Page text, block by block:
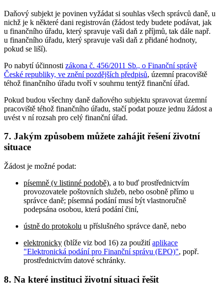
Daňový subjekt je povinen vyžádat si souhlas všech správců daně, u
nichž je k některé dani registrován (žádost tedy budete podávat, jak
u finančního úřadu, který spravuje vaši daň z příjmů, tak dále např.
u finančního úřadu, který spravuje vaši daň z přidané hodnoty,
pokud se liší).
Po nabytí účinnosti zákona č. 456/2011 Sb., o Finanční správě
České republiky, ve znění pozdějších předpisů, územní pracoviště
téhož finančního úřadu tvoří v souhrnu tentýž finanční úřad.
Pokud budou všechny daně daňového subjektu spravovat územní
pracoviště téhož finančního úřadu, stačí podat pouze jednu žádost a
uvést v ní rozsah pro celý finanční úřad.
7. Jakým způsobem můžete zahájit řešení životní
situace
Žádost je možné podat:
písemně (v listinné podobě), a to buď prostřednictvím
provozovatele poštovních služeb, nebo osobně přímo u
správce daně; písemná podání musí být vlastnoručně
podepsána osobou, která podání činí,
ústně do protokolu u příslušného správce daně, nebo
elektronicky (blíže viz bod 16) za použitíaplikace
"Elektronická podání pro Finanční správu (EPO)", popř.
prostřednictvím datové schránky.
8. Na které instituci životní situaci řešit